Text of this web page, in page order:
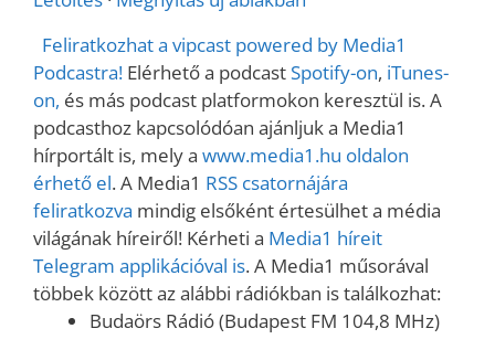
Feliratkozhat a vipcast powered by Media1
Podcastra! Elérhető a podcastSpotify-on, iTunes-
on, és más podcast platformokon keresztül is. A
podcasthoz kapcsolódóan ajánljuk a Media1
hírportált is, mely a www.media1.hu oldalon
érhető el. A Media1 RSS csatornájára
feliratkozva mindig elsőként értesülhet a média
világának híreiről! Kérheti a Media1 híreit
Telegram applikációval is. A Media1 műsorával
többek között az alábbi rádiókban is találkozhat:
Budaörs Rádió (Budapest FM 104,8 MHz)